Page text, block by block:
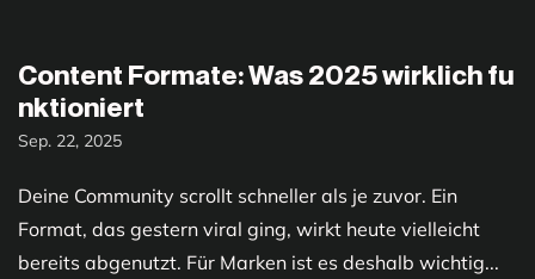
Content Formate: Was 2025 wirklich fu
nktioniert
Sep. 22, 2025
Deine Community scrollt schneller als je zuvor. Ein
Format, das gestern viral ging, wirkt heute vielleicht
bereits abgenutzt. Für Marken ist es deshalb wichtig...